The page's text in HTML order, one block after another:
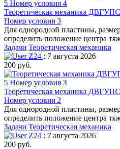
Теоретическая механика
Номер условия 3
Для однородной пластины,
определить положение центра
Задачи Теоретическая механика
Z24 : 7 августа 2026
200 руб.
Теоретическая механика
Номер условия 2
Для однородной пластины,
определить положение центра
Задачи Теоретическая механика
Z24 : 7 августа 2026
200 руб.